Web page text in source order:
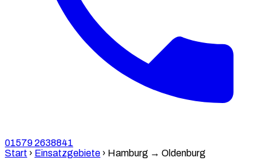
01579 2638841
Start › Einsatzgebiete › Hamburg → Oldenburg